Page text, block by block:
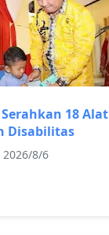
18 Alat
Disabilitas
2026/8/6